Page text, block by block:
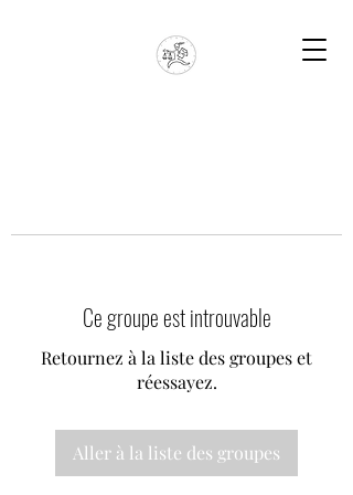
Ce groupe est introuvable
Retournez à la liste des groupes et
réessayez.
Aller à la liste des groupes